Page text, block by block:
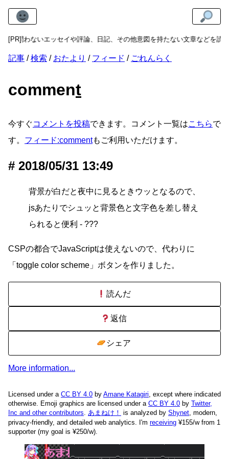
[PR]
実を問わないエッセイや評論、日記、その他意図を持たない文章などを読
記事 検索 おたより フィード ごれんらく
comment
今すぐコメントを投稿できます。コメント一覧はこちらで
す。 フィード:commentもご利用いただけます。
2018/05/31 13:49
背景が白だと夜中に見るときウッとなるので、
jsあたりでシュッと背景色と文字色を差し替え
られると便利 - ???
CSPの都合でJavaScriptは使えないので、代わりに
「toggle color scheme」ボタンを作りました。
読んだ
返信
シェア
More information...
Licensed under a CC BY 4.0 by Amane Katagiri, except where indicated
otherwise. Emoji graphics are licensed under a CC BY 4.0 by Twitter,
Inc and other contributors. あまねけ！ is analyzed by Shynet, modern,
privacy-friendly, and detailed web analytics. I'm receiving ¥155/w from 1
supporter (my goal is ¥250/w).